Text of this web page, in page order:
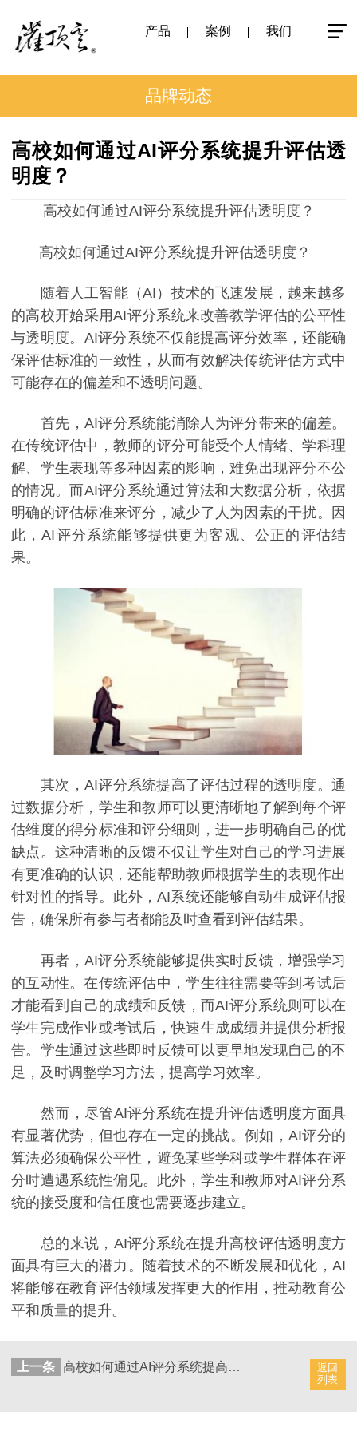
产品 案例 我们
品牌动态
高校如何通过AI评分系统提升评估透
明度？
高校如何通过AI评分系统提升评估透明度？
高校如何通过AI评分系统提升评估透明度？
随着人工智能（AI）技术的飞速发展，越来越多
的高校开始采用AI评分系统来改善教学评估的公平性
与透明度。AI评分系统不仅能提高评分效率，还能确
保评估标准的一致性，从而有效解决传统评估方式中
可能存在的偏差和不透明问题。
首先，AI评分系统能消除人为评分带来的偏差。
在传统评估中，教师的评分可能受个人情绪、学科理
解、学生表现等多种因素的影响，难免出现评分不公
的情况。而AI评分系统通过算法和大数据分析，依据
明确的评估标准来评分，减少了人为因素的干扰。因
此，AI评分系统能够提供更为客观、公正的评估结
果。
其次，AI评分系统提高了评估过程的透明度。通
过数据分析，学生和教师可以更清晰地了解到每个评
估维度的得分标准和评分细则，进一步明确自己的优
缺点。这种清晰的反馈不仅让学生对自己的学习进展
有更准确的认识，还能帮助教师根据学生的表现作出
针对性的指导。此外，AI系统还能够自动生成评估报
告，确保所有参与者都能及时查看到评估结果。
再者，AI评分系统能够提供实时反馈，增强学习
的互动性。在传统评估中，学生往往需要等到考试后
才能看到自己的成绩和反馈，而AI评分系统则可以在
学生完成作业或考试后，快速生成成绩并提供分析报
告。学生通过这些即时反馈可以更早地发现自己的不
足，及时调整学习方法，提高学习效率。
然而，尽管AI评分系统在提升评估透明度方面具
有显著优势，但也存在一定的挑战。例如，AI评分的
算法必须确保公平性，避免某些学科或学生群体在评
分时遭遇系统性偏见。此外，学生和教师对AI评分系
统的接受度和信任度也需要逐步建立。
总的来说，AI评分系统在提升高校评估透明度方
面具有巨大的潜力。随着技术的不断发展和优化，AI
将能够在教育评估领域发挥更大的作用，推动教育公
平和质量的提升。
返回
列表
上一条 高校如何通过AI评分系统提高教学透明度？